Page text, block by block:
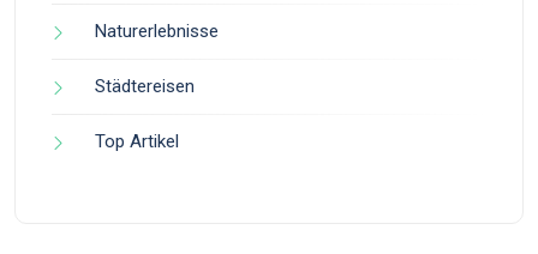
Naturerlebnisse
Städtereisen
Top Artikel